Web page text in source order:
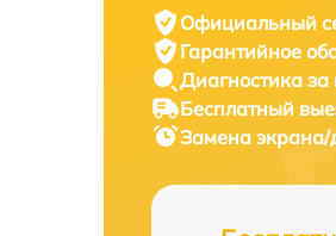
Официальный
Гарантийное
Диагностика за
Бесплатный
Замена экрана/